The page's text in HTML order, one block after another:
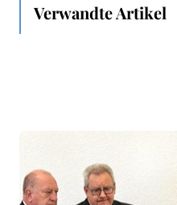
Verwandte Artikel